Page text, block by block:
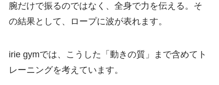
腕だけで振るのではなく、全身で力を伝える。そ
の結果として、ロープに波が表れます。
irie gymでは、こうした「動きの質」まで含めてト
レーニングを考えています。